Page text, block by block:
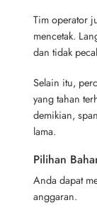
Tim operator
mencetak.
dan tidak
Selain itu,
yang tahan
demikian,
lama.
Pilihan
Anda dapat
anggaran.